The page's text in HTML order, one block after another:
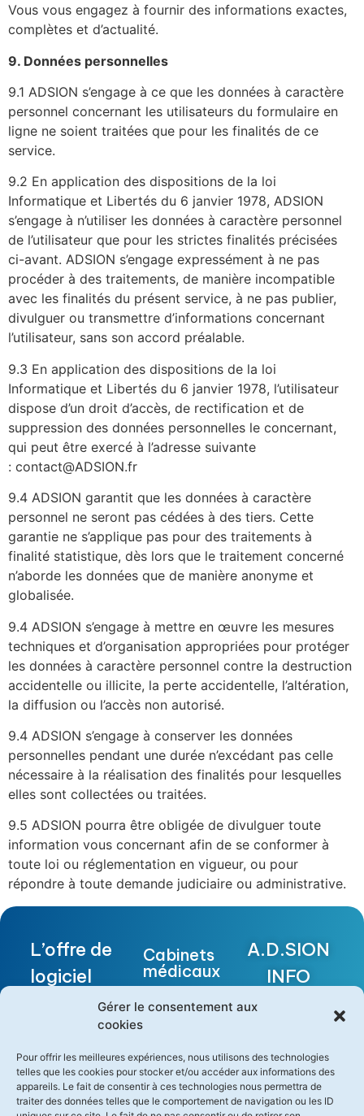
Gérer le consentement aux
cookies
Pour offrir les meilleures expériences, nous utilisons des technologies
telles que les cookies pour stocker et/ou accéder aux informations des
appareils. Le fait de consentir à ces technologies nous permettra de
traiter des données telles que le comportement de navigation ou les ID
Vous vous engagez à fournir des informations exactes,
complètes et d’actualité.
9. Données personnelles
9.1 ADSION s’engage à ce que les données à caractère
personnel concernant les utilisateurs du formulaire en
ligne ne soient traitées que pour les finalités de ce
service.
9.2 En application des dispositions de la loi
Informatique et Libertés du 6 janvier 1978, ADSION
s’engage à n’utiliser les données à caractère personnel
de l’utilisateur que pour les strictes finalités précisées
ci-avant. ADSION s’engage expressément à ne pas
procéder à des traitements, de manière incompatible
avec les finalités du présent service, à ne pas publier,
divulguer ou transmettre d’informations concernant
l’utilisateur, sans son accord préalable.
9.3 En application des dispositions de la loi
Informatique et Libertés du 6 janvier 1978, l’utilisateur
dispose d’un droit d’accès, de rectification et de
suppression des données personnelles le concernant,
qui peut être exercé à l’adresse suivante
: contact@ADSION.fr
9.4 ADSION garantit que les données à caractère
personnel ne seront pas cédées à des tiers. Cette
garantie ne s’applique pas pour des traitements à
finalité statistique, dès lors que le traitement concerné
n’aborde les données que de manière anonyme et
globalisée.
9.4 ADSION s’engage à mettre en œuvre les mesures
techniques et d’organisation appropriées pour protéger
les données à caractère personnel contre la destruction
accidentelle ou illicite, la perte accidentelle, l’altération,
la diffusion ou l’accès non autorisé.
9.4 ADSION s’engage à conserver les données
personnelles pendant une durée n’excédant pas celle
nécessaire à la réalisation des finalités pour lesquelles
elles sont collectées ou traitées.
9.5 ADSION pourra être obligée de divulguer toute
information vous concernant afin de se conformer à
toute loi ou réglementation en vigueur, ou pour
répondre à toute demande judiciaire ou administrative.
L’offre de
logiciel
médical la
pertinente
pour les
soignants
Cabinets
médicaux
Centres
Maisons
Médicales
Garde
A.D.SION
INFO
BUILDING
II